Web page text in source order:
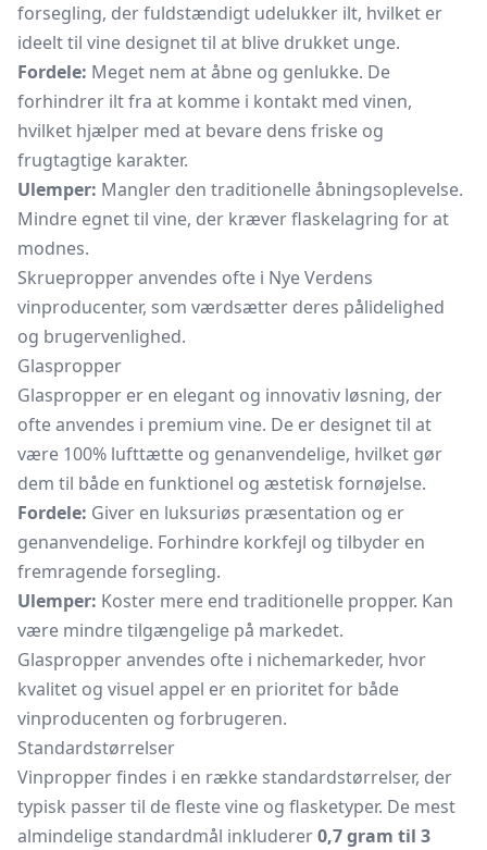
forsegling, der fuldstændigt udelukker ilt, hvilket er
ideelt til vine designet til at blive drukket unge.
Fordele: Meget nem at åbne og genlukke. De
forhindrer ilt fra at komme i kontakt med vinen,
hvilket hjælper med at bevare dens friske og
frugtagtige karakter.
Ulemper: Mangler den traditionelle åbningsoplevelse.
Mindre egnet til vine, der kræver flaskelagring for at
modnes.
Skruepropper anvendes ofte i Nye Verdens
vinproducenter, som værdsætter deres pålidelighed
og brugervenlighed.
Glaspropper
Glaspropper er en elegant og innovativ løsning, der
ofte anvendes i premium vine. De er designet til at
være 100% lufttætte og genanvendelige, hvilket gør
dem til både en funktionel og æstetisk fornøjelse.
Fordele: Giver en luksuriøs præsentation og er
genanvendelige. Forhindre korkfejl og tilbyder en
fremragende forsegling.
Ulemper: Koster mere end traditionelle propper. Kan
være mindre tilgængelige på markedet.
Glaspropper anvendes ofte i nichemarkeder, hvor
kvalitet og visuel appel er en prioritet for både
vinproducenten og forbrugeren.
Standardstørrelser
Vinpropper findes i en række standardstørrelser, der
typisk passer til de fleste vine og flasketyper. De mest
almindelige standardmål inkluderer0,7 gram til 3